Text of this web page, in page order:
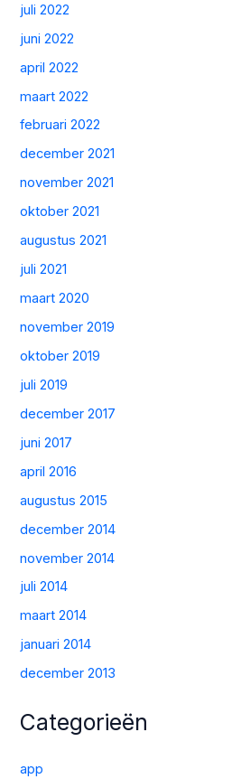
juli 2022
juni 2022
april 2022
maart 2022
februari 2022
december 2021
november 2021
oktober 2021
augustus 2021
juli 2021
maart 2020
november 2019
oktober 2019
juli 2019
december 2017
juni 2017
april 2016
augustus 2015
december 2014
november 2014
juli 2014
maart 2014
januari 2014
december 2013
Categorieën
app